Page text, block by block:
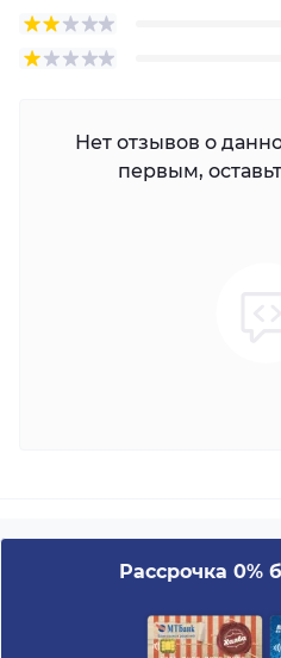
Нет отзывов о
первым,
Рассрочка 0%